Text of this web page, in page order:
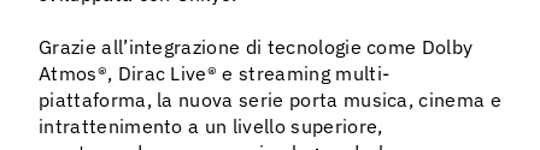
Grazie all’integrazione di tecnologie come Dolby
Atmos®, Dirac Live® e streaming multi-
piattaforma, la nuova serie porta musica, cinema e
intrattenimento a un livello superiore,